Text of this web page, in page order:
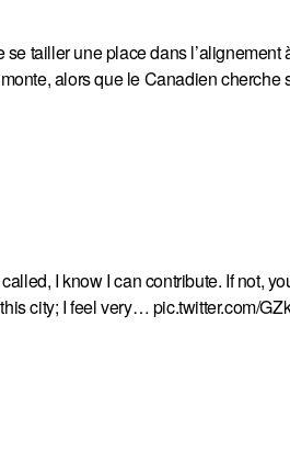
se tailler une place dans
alors que le Canadien
I know I can contribute. If not,
city; I feel very…pic.twitter.com/